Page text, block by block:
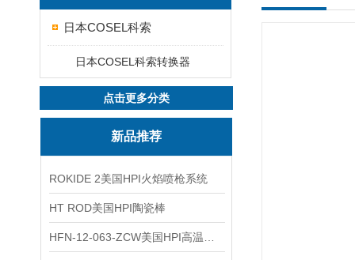
日本COSEL科索
日本COSEL科索转换器
点击更多分类
新品推荐
ROKIDE 2美国HPI火焰喷枪系统
HT ROD美国HPI陶瓷棒